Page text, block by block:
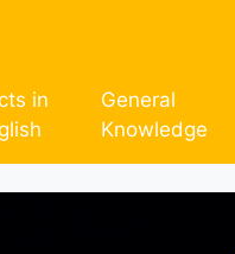
in
General
Knowledge